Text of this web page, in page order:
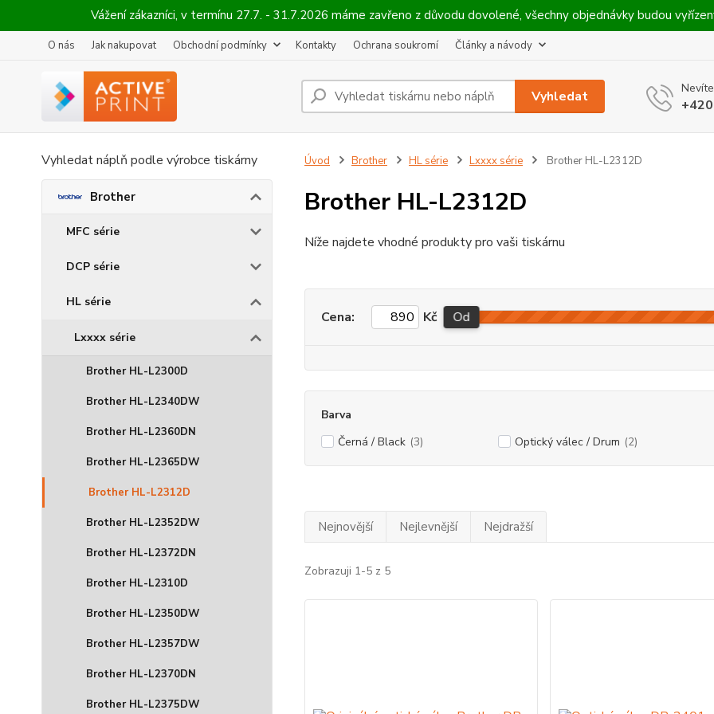
Vážení zákazníci, v termínu 27.7. - 31.7.2026 máme zavřeno z důvodu dovolené, všechny objednávky budou
O nás Jak nakupovat Obchodní podmínky Kontakty Ochrana soukromí Články a návody
Vyhledat
Vyhledat náplň podle výrobce tiskárny
Brother
MFC série
DCP série
HL série
Lxxxx série
Brother HL-L2300D
Brother HL-L2340DW
Brother HL-L2360DN
Brother HL-L2365DW
Brother HL-L2312D
Brother HL-L2352DW
Brother HL-L2372DN
Brother HL-L2310D
Brother HL-L2350DW
Brother HL-L2357DW
Brother HL-L2370DN
Brother HL-L2375DW
Úvod Brother HL série Lxxxx série Brother HL-L2312D
Brother HL-L2312D
Níže najdete vhodné produkty pro vaši tiskárnu
Cena: Kč Od
Barva
Černá / Black (3) Optický válec / Drum (2)
Nejnovější Nejlevnější Nejdražší
Zobrazuji 1-5 z 5